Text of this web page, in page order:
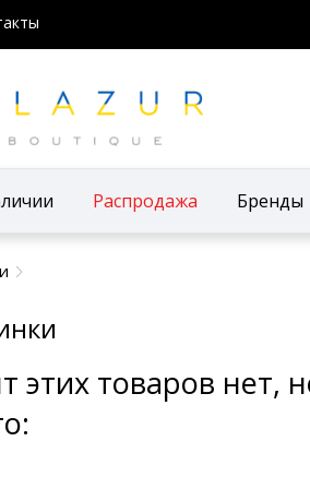
Распродажа Бренды
этих товаров